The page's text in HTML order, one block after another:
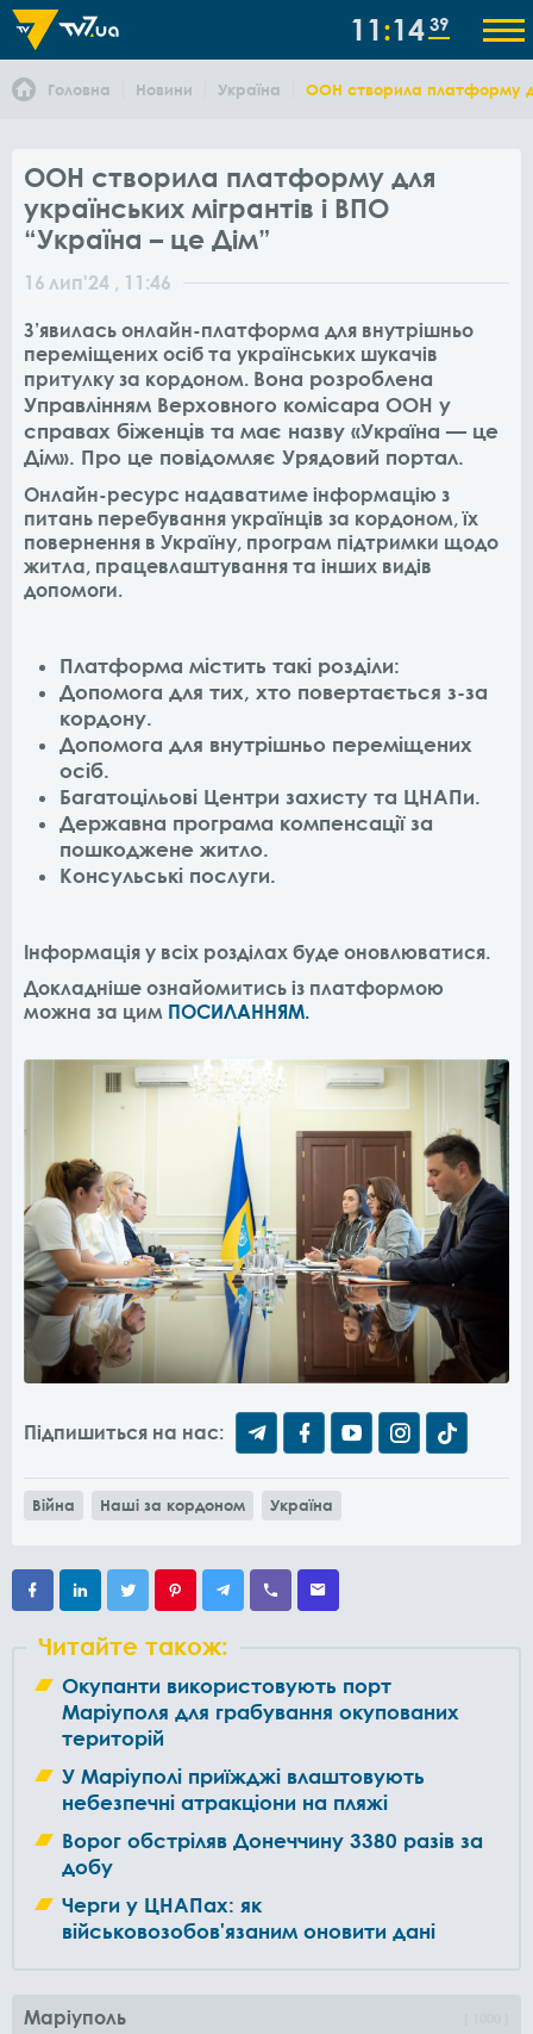
11 14 39
Головна Новини Україна ООН створила платформу
ООН створила платформу для
українських мігрантів і ВПО
“Україна – це Дім”
16 лип'24 , 11:46
З’явилась онлайн-платформа для внутрішньо
переміщених осіб та українських шукачів
притулку за кордоном. Вона розроблена
Управлінням Верховного комісара ООН у
справах біженців та має назву «Україна — це
Дім». Про це повідомляє Урядовий портал.
Онлайн-ресурс надаватиме інформацію з
питань перебування українців за кордоном, їх
повернення в Україну, програм підтримки щодо
житла, працевлаштування та інших видів
допомоги.
Платформа містить такі розділи:
Допомога для тих, хто повертається з-за
кордону.
Допомога для внутрішньо переміщених
осіб.
Багатоцільові Центри захисту та ЦНАПи.
Державна програма компенсації за
пошкоджене житло.
Консульські послуги.
Інформація у всіх розділах буде оновлюватися.
Докладніше ознайомитись із платформою
можна за цим ПОСИЛАННЯМ.
Підпишиться на нас:
Війна Наші за кордоном Україна
Читайте також:
Окупанти використовують порт
Маріуполя для грабування окупованих
територій
У Маріуполі приїжджі влаштовують
небезпечні атракціони на пляжі
Ворог обстріляв Донеччину 3380 разів за
добу
Черги у ЦНАПах: як
військовозобов'язаним оновити дані
Маріуполь